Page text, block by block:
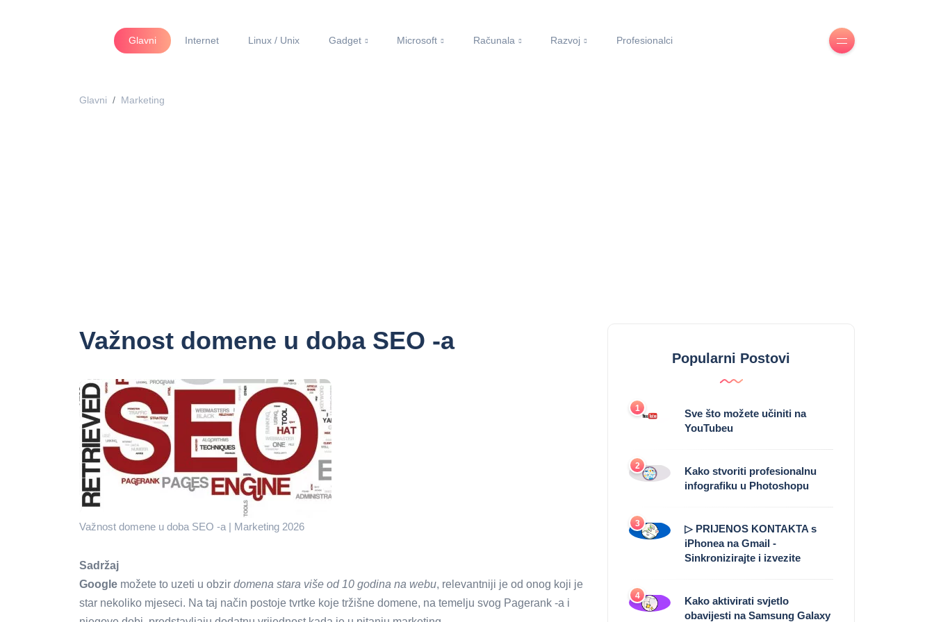
Glavni Internet Linux / Unix Gadget Microsoft Računala Razvoj Profesionalci
Glavni Marketing
Važnost domene u doba SEO -a
Važnost domene u doba SEO -a | Marketing 2026
Sadržaj
Google možete to uzeti u obzir domena stara više od 10 godina na webu, relevantniji je od onog koji je
star nekoliko mjeseci. Na taj način postoje tvrtke koje tržišne domene, na temelju svog Pagerank -a i
Popularni Postovi
1
Sve što možete učiniti na
YouTubeu
2
Kako stvoriti profesionalnu
infografiku u Photoshopu
3
▷ PRIJENOS KONTAKTA s
iPhonea na Gmail -
Sinkronizirajte i izvezite
4
Kako aktivirati svjetlo
obavijesti na Samsung Galaxy